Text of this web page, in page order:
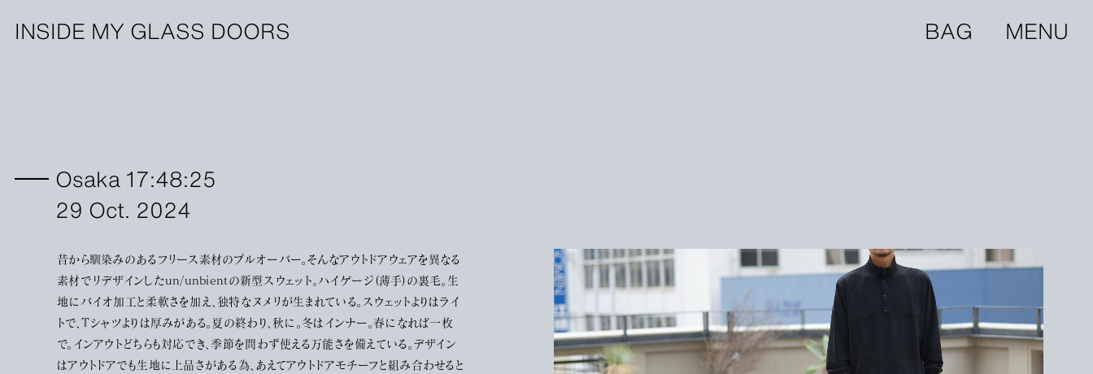
INSIDE MY GLASS DOORS BAG MENU
Osaka 17:48:25
29 Oct. 2024
昔から馴染みのあるフリース素材のプルオーバー。そんなアウトドアウェアを異なる
素材でリデザインしたun/unbientの新型スウェット。ハイゲージ(薄手)の裏毛。生
地にバイオ加工と柔軟さを加え、独特なヌメリが生まれている。スウェットよりはライ
トで、Tシャツよりは厚みがある。夏の終わり、秋に。冬はインナー。春になれば一枚
で。インアウトどちらも対応でき、季節を問わず使える万能さを備えている。デザイン
はアウトドアでも生地に上品さがある為、あえてアウトドアモチーフと組み合わせると